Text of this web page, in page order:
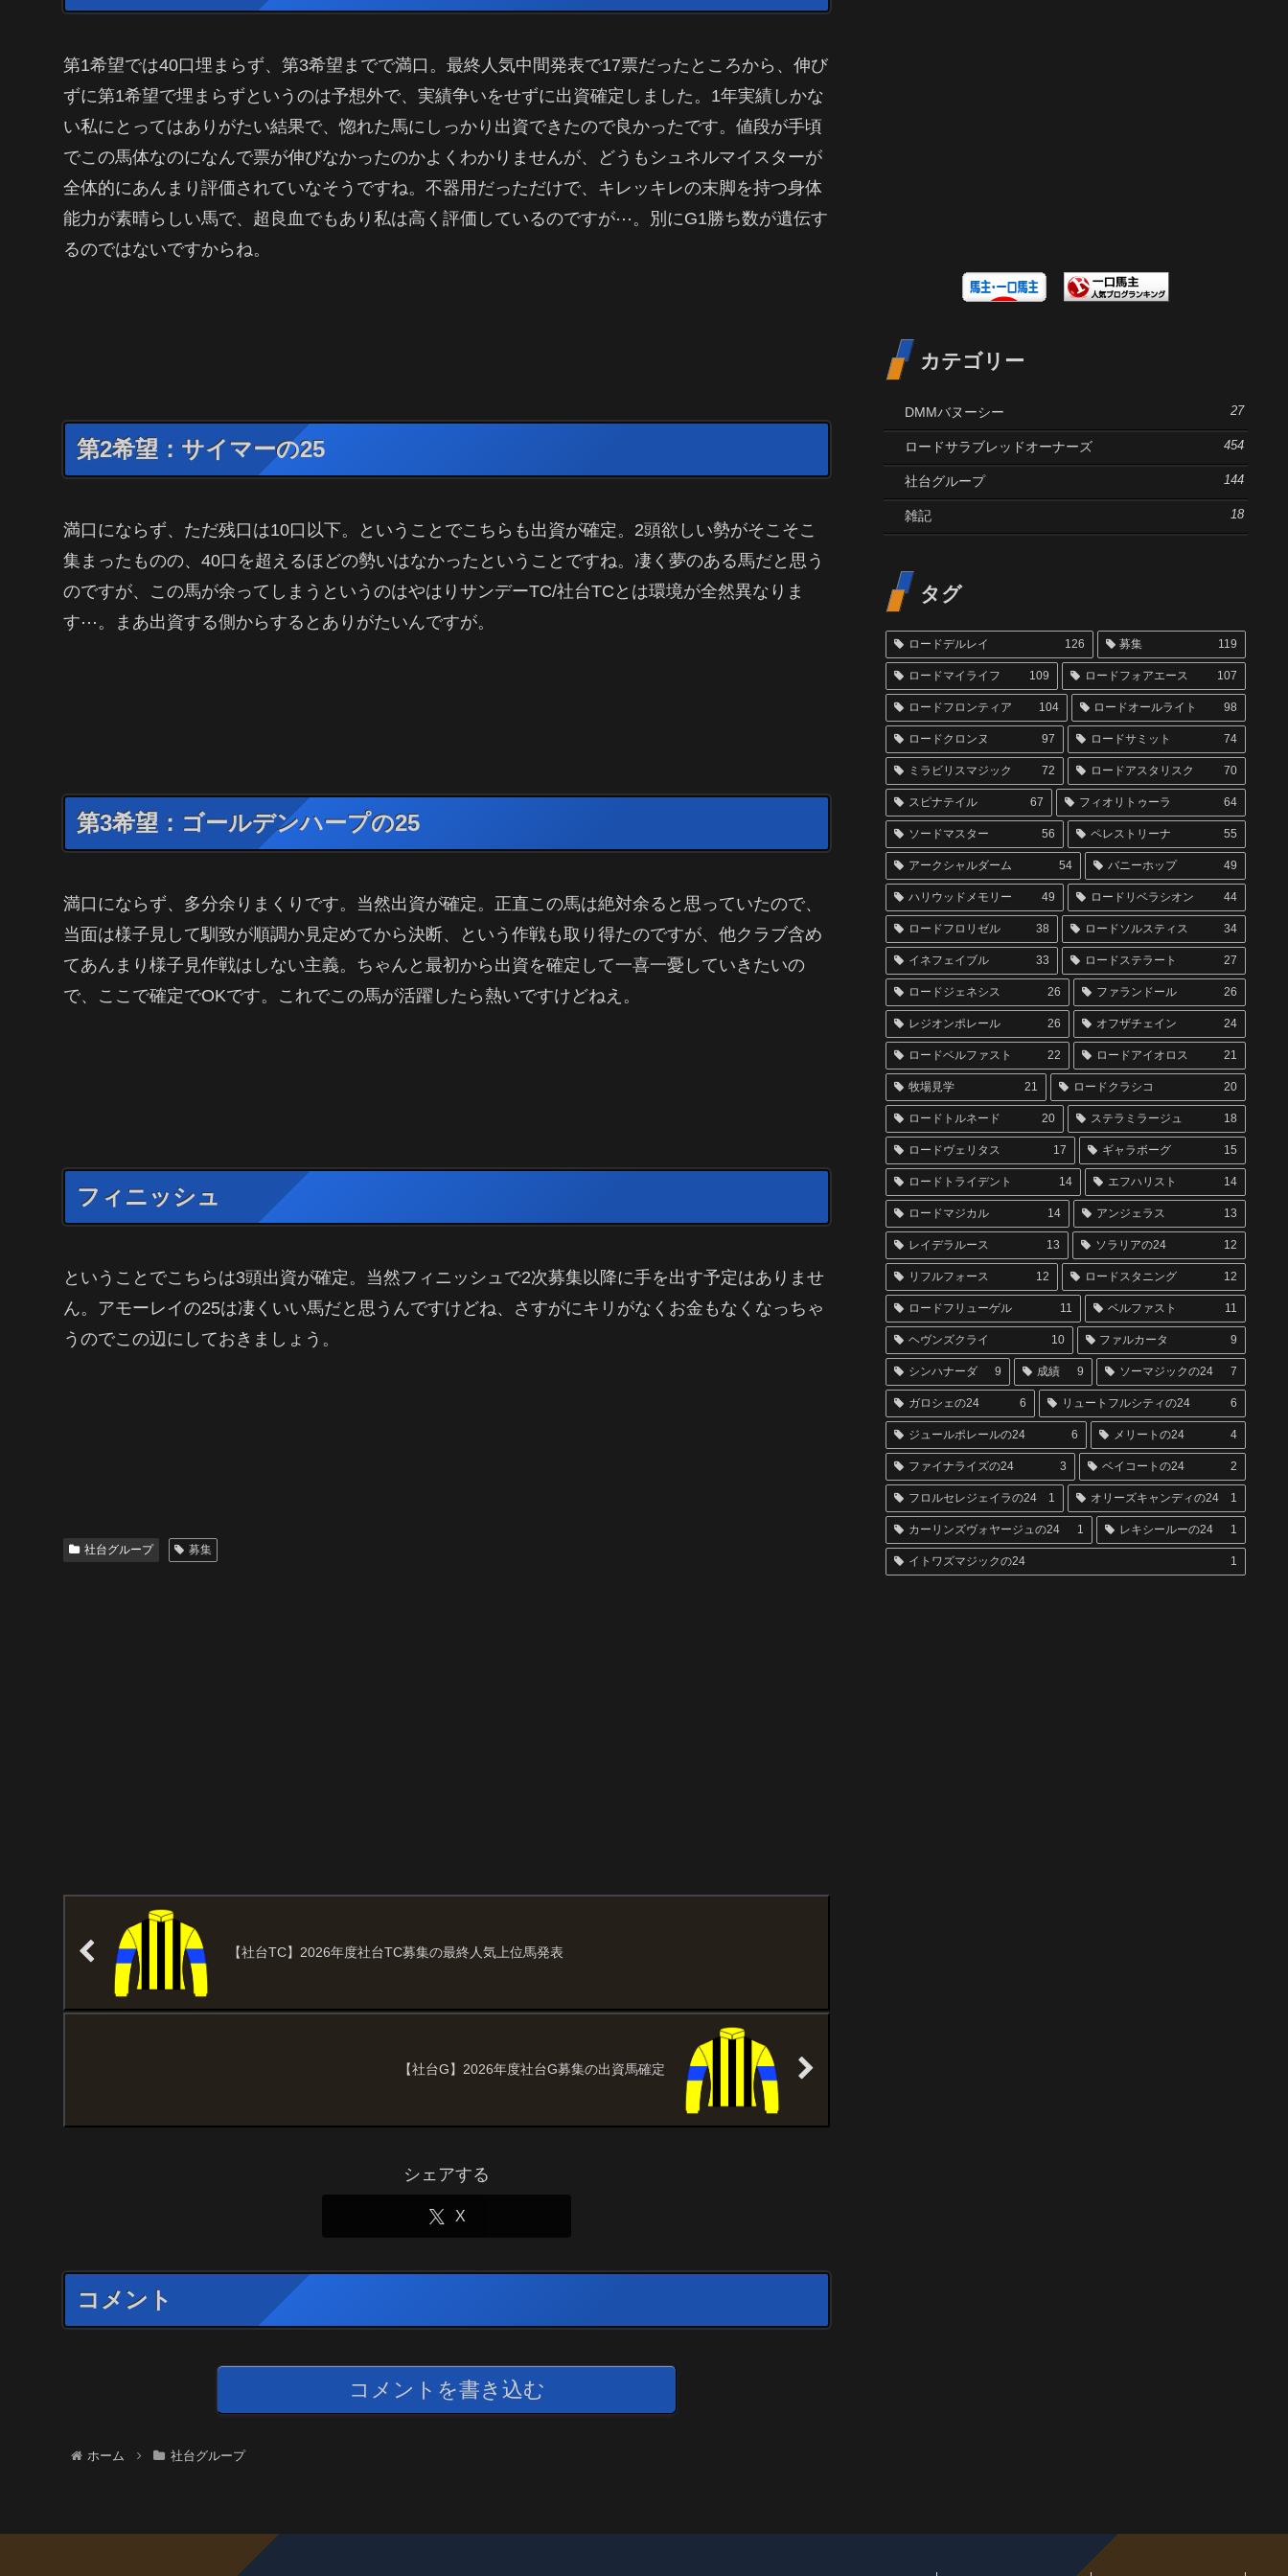
第1希望では40口埋まらず、第3希望までで満口。最終人気中間発表で17票だったところから、伸び
ずに第1希望で埋まらずというのは予想外で、実績争いをせずに出資確定しました。1年実績しかな
い私にとってはありがたい結果で、惚れた馬にしっかり出資できたので良かったです。値段が手頃
でこの馬体なのになんで票が伸びなかったのかよくわかりませんが、どうもシュネルマイスターが
全体的にあんまり評価されていなそうですね。不器用だっただけで、キレッキレの末脚を持つ身体
能力が素晴らしい馬で、超良血でもあり私は高く評価しているのですが⋯。別にG1勝ち数が遺伝す
るのではないですからね。
第2希望：サイマーの25
満口にならず、ただ残口は10口以下。ということでこちらも出資が確定。2頭欲しい勢がそこそこ
集まったものの、40口を超えるほどの勢いはなかったということですね。凄く夢のある馬だと思う
のですが、この馬が余ってしまうというのはやはりサンデーTC/社台TCとは環境が全然異なりま
す⋯。まあ出資する側からするとありがたいんですが。
第3希望：ゴールデンハープの25
満口にならず、多分余りまくりです。当然出資が確定。正直この馬は絶対余ると思っていたので、
当面は様子見して馴致が順調か見定めてから決断、という作戦も取り得たのですが、他クラブ含め
てあんまり様子見作戦はしない主義。ちゃんと最初から出資を確定して一喜一憂していきたいの
で、ここで確定でOKです。これでこの馬が活躍したら熱いですけどねえ。
フィニッシュ
ということでこちらは3頭出資が確定。当然フィニッシュで2次募集以降に手を出す予定はありませ
ん。アモーレイの25は凄くいい馬だと思うんですけどね、さすがにキリがなくお金もなくなっちゃ
うのでこの辺にしておきましょう。
社台グループ 募集
【社台TC】2026年度社台TC募集の最終人気上位馬発表
【社台G】2026年度社台G募集の出資馬確定
シェアする
X
コメント
コメントを書き込む
ホーム 社台グループ
カテゴリー
DMMバヌーシー 27
ロードサラブレッドオーナーズ 454
社台グループ 144
雑記 18
タグ
ロードデルレイ 126 募集 119
ロードマイライフ 109 ロードフォアエース 107
ロードフロンティア 104 ロードオールライト 98
ロードクロンヌ 97 ロードサミット 74
ミラビリスマジック 72 ロードアスタリスク 70
スピナテイル 67 フィオリトゥーラ 64
ソードマスター 56 ペレストリーナ 55
アークシャルダーム 54 バニーホップ 49
ハリウッドメモリー 49 ロードリベラシオン 44
ロードフロリゼル 38 ロードソルスティス 34
イネフェイブル 33 ロードステラート 27
ロードジェネシス 26 ファランドール 26
レジオンポレール 26 オフザチェイン 24
ロードベルファスト 22 ロードアイオロス 21
牧場見学 21 ロードクラシコ 20
ロードトルネード 20 ステラミラージュ 18
ロードヴェリタス 17 ギャラボーグ 15
ロードトライデント 14 エフハリスト 14
ロードマジカル 14 アンジェラス 13
レイデラルース 13 ソラリアの24 12
リフルフォース 12 ロードスタニング 12
ロードフリューゲル 11 ベルファスト 11
ヘヴンズクライ 10 ファルカータ 9
シンハナーダ 9 成績 9 ソーマジックの24 7
ガロシェの24 6 リュートフルシティの24 6
ジュールポレールの24 6 メリートの24 4
ファイナライズの24 3 ベイコートの24 2
フロルセレジェイラの24 1 オリーズキャンディの24 1
カーリンズヴォヤージュの24 1 レキシールーの24 1
イトワズマジックの24 1